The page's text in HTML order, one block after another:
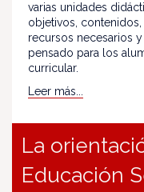
varias unidades
objetivos,
recursos necesarios
pensado para los
curricular.
Leer más...
La
Educación